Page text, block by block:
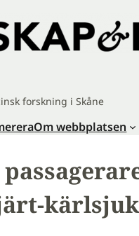
forskning i Skåne
Om webbplatsen